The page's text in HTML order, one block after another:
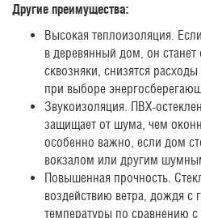
Другие преимущества:
Высокая теплоизоляция.
в деревянный дом, он
сквозняки, снизятся
при выборе
Звукоизоляция. ПВХ-
защищает от шума, чем
особенно важно, если дом
вокзалом или другим
Повышенная прочность.
воздействию ветра, дождя
температуры по сравнению